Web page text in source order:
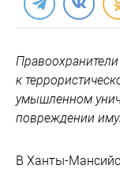
к
умышленном
повреждении
В Ханты-